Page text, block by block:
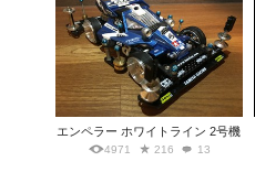
エンペラー ホワイトライン 2号機
4971 216 13